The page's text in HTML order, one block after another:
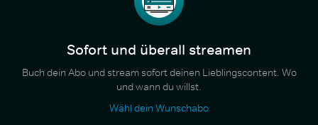
Sofort und überall streamen
Buch dein Abo und stream sofort deinen Lieblingscontent. Wo
und wann du willst.
Wähl dein Wunschabo